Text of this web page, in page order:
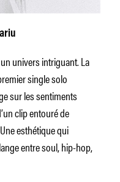
univers intriguant. La
single solo
sur les sentiments
clip entouré de
esthétique qui
entre soul, hip-hop,